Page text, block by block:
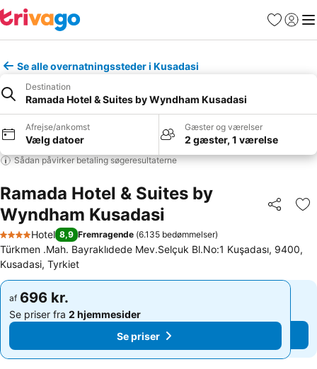
Favoritter
Log ind
Se alle overnatningssteder i Kusadasi
Destination
Ramada Hotel & Suites by Wyndham Kusadasi
Afrejse/ankomst
Vælg datoer
Gæster og værelser
2 gæster, 1 værelse
Sådan påvirker betaling søgeresultaterne
Ramada Hotel & Suites by
Wyndham Kusadasi
Del
4 Stjerner
Hotel 8,9 Fremragende (6.135 bedømmelser)
Türkmen .Mah. Bayraklıdede Mev.Selçuk Bl.No:1 Kuşadası, 9400,
Kusadasi, Tyrkiet
af 696 kr.
Se priser fra 2 hjemmesider
Se priser
af 696 kr.
Se priser fra 2 hjemmesider
Se priser